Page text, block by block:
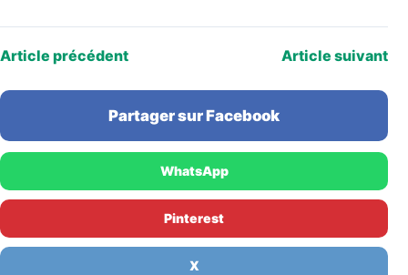
Article précédent Article suivant
Partager sur Facebook
WhatsApp
Pinterest
X